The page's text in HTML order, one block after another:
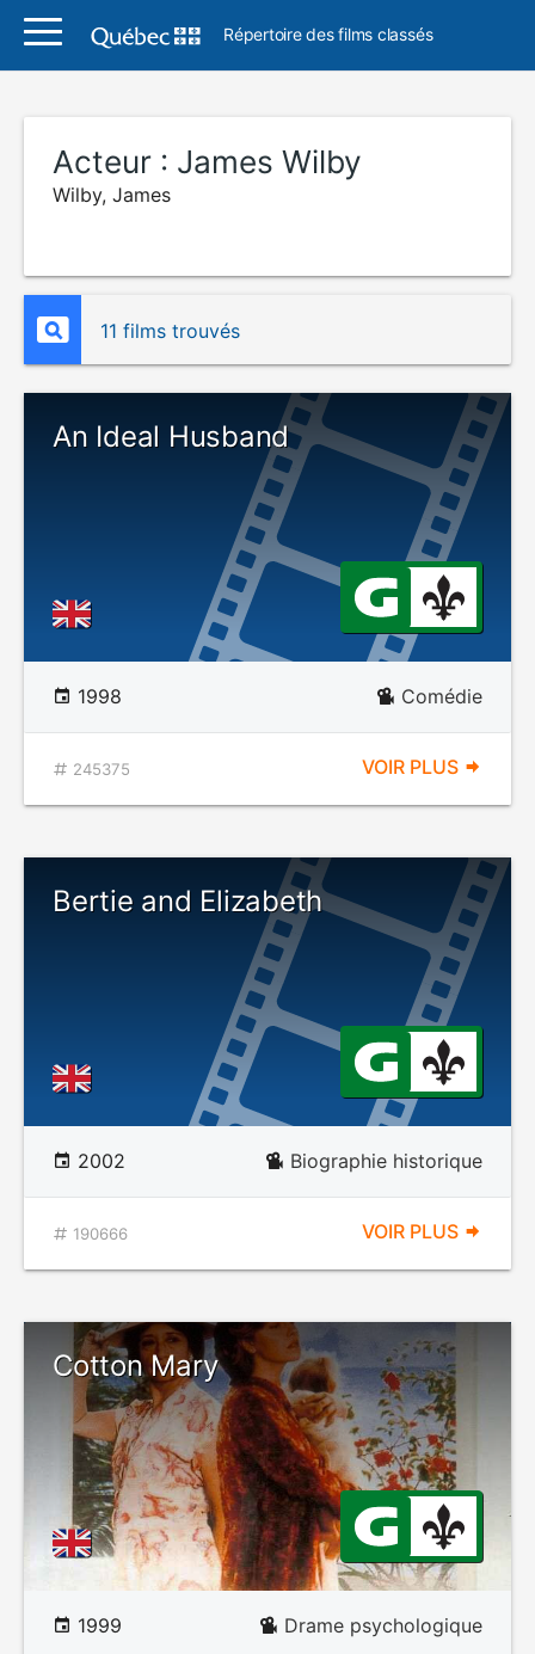
Répertoire des films classés
Acteur : James Wilby
Wilby, James
11 films trouvés
An Ideal Husband
1998 Comédie
245375 VOIR PLUS
Bertie and Elizabeth
2002 Biographie historique
190666 VOIR PLUS
Cotton Mary
1999 Drame psychologique